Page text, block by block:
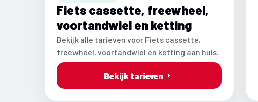
Fiets cassette, freewheel,
voortandwiel en ketting
Bekijk alle tarieven voor Fiets cassette,
freewheel, voortandwiel en ketting aan huis.
Bekijk tarieven